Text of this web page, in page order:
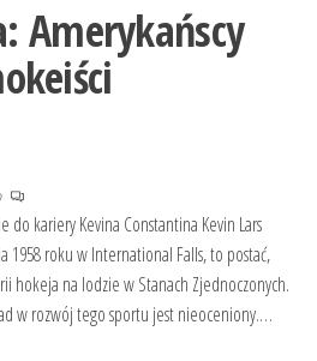
Amerykańscy
kariery Kevina Constantina Kevin Lars
1958 roku w International Falls, to postać,
hokeja na lodzie w Stanach Zjednoczonych.
w rozwój tego sportu jest nieoceniony.…